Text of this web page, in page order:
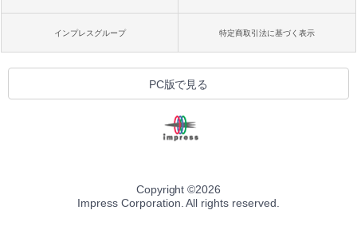
インプレスグループ 特定商取引法に基づく表示
PC版で見る
Copyright ©2026
Impress Corporation. All rights reserved.